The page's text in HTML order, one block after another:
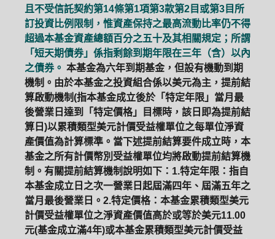
且不受信託契約第14條第1項第3款第2目或第3目所
訂投資比例限制，惟資產保持之最高流動比率仍不得
超過本基金資產總額百分之五十及其相關規定；所謂
「短天期債券」係指剩餘到期年限在三年（含）以內
之債券。 本基金為六年到期基金，但設有機動到期
機制。由於本基金之投資組合係以美元為主，提前結
算啟動機制(指本基金成立後於「特定年限」當月最
後營業日達到「特定價格」目標時，該日即為提前結
算日)以累積類型美元計價受益權單位之每單位淨資
產價值為計算標準。當下述提前結算要件成立時，本
基金之所有計價幣別受益權單位均將啟動提前結算機
制。有關提前結算機制說明如下：1.特定年限：指自
本基金成立日之次一營業日起屆滿四年、屆滿五年之
當月最後營業日。2.特定價格：本基金累積類型美元
計價受益權單位之淨資產價值高於或等於美元11.00
元(基金成立滿4年)或本基金累積類型美元計價受益